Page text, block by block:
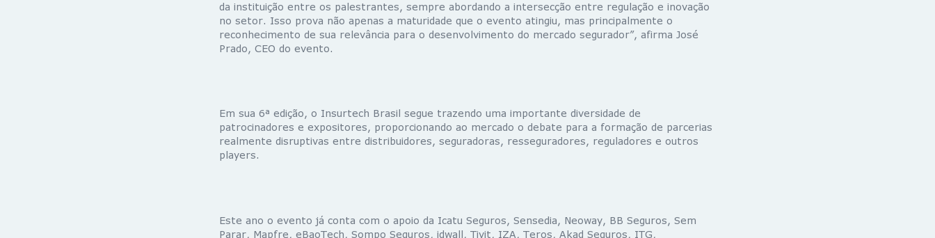
da instituição entre os palestrantes, sempre abordando a intersecção entre regulação e inovação
no setor. Isso prova não apenas a maturidade que o evento atingiu, mas principalmente o
reconhecimento de sua relevância para o desenvolvimento do mercado segurador”, afirma José
Prado, CEO do evento.
Em sua 6ª edição, o Insurtech Brasil segue trazendo uma importante diversidade de
patrocinadores e expositores, proporcionando ao mercado o debate para a formação de parcerias
realmente disruptivas entre distribuidores, seguradoras, resseguradores, reguladores e outros
players.
Este ano o evento já conta com o apoio da Icatu Seguros, Sensedia, Neoway, BB Seguros, Sem
Parar, Mapfre, eBaoTech, Sompo Seguros, idwall, Tivit, IZA, Teros, Akad Seguros, ITG,